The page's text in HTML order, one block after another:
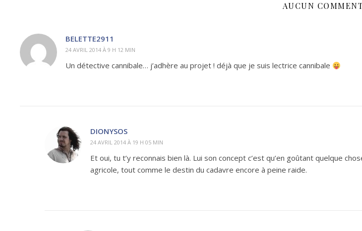
AUCUN
BELETTE2911
24 AVRIL 2014 À 9 H 12 MIN
Un détective cannibale… j’adhère au projet ! déjà que je suis lectrice cannibale
DIONYSOS
24 AVRIL 2014 À 19 H 05 MIN
Et oui, tu t’y reconnais bien là. Lui son concept c’est qu’en goûtant quelque
agricole, tout comme le destin du cadavre encore à peine raide.